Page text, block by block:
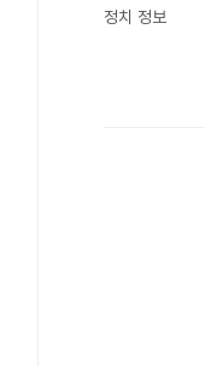
정치 정보